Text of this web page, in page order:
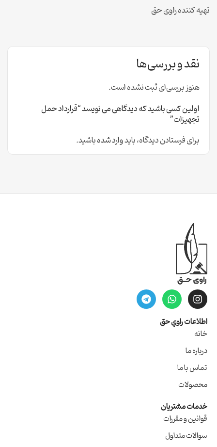
تهیه کننده راوی حق
نقد و بررسی‌ها
هنوز بررسی‌ای ثبت نشده است.
اولین کسی باشید که دیدگاهی می نویسد “قرارداد حمل
تجهیزات”
برای فرستادن دیدگاه، بایدوارد شدهباشید.
اطلاعات راویِ حق
خانه
درباره ما
تماس با ما
محصولات
خدمات مشتریان
قوانین و مقررات
سوالات متداول